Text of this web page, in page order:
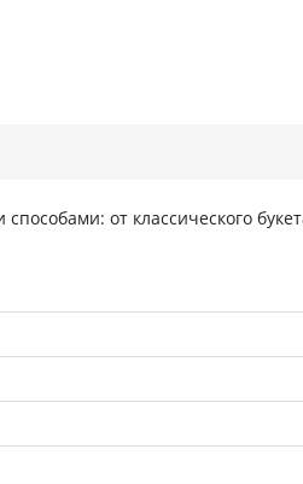
от классического